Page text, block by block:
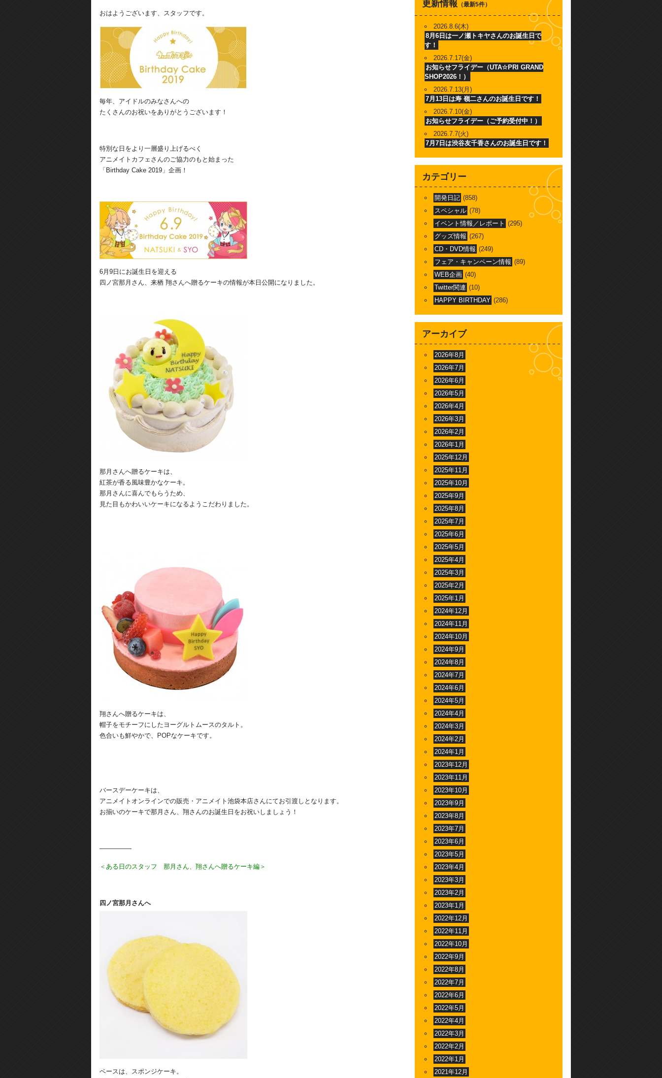
おはようございます、スタッフです。
毎年、アイドルのみなさんへの
たくさんのお祝いをありがとうございます！
特別な日をより一層盛り上げるべく
アニメイトカフェさんのご協力のもと始まった
「Birthday Cake 2019」企画！
6月9日にお誕生日を迎える
四ノ宮那月さん、来栖 翔さんへ贈るケーキの情報が本日公開になりました。
那月さんへ贈るケーキは、
紅茶が香る風味豊かなケーキ。
那月さんに喜んでもらうため、
見た目もかわいいケーキになるようこだわりました。
翔さんへ贈るケーキは、
帽子をモチーフにしたヨーグルトムースのタルト。
色合いも鮮やかで、POPなケーキです。
バースデーケーキは、
アニメイトオンラインでの販売・アニメイト池袋本店さんにてお引渡しとなります。
お揃いのケーキで那月さん、翔さんのお誕生日をお祝いしましょう！
―――――
＜ある日のスタッフ 那月さん、翔さんへ贈るケーキ編＞
四ノ宮那月さんへ
ベースは、スポンジケーキ。
更新情報 （最新5件）
2026.8.6(木)
8月6日は一ノ瀬トキヤさんのお誕生日で
す！
2026.7.17(金)
お知らせフライデー（UTA☆PRI GRAND
SHOP2026！）
2026.7.13(月)
7月13日は寿 嶺二さんのお誕生日です！
2026.7.10(金)
お知らせフライデー（ご予約受付中！）
2026.7.7(火)
7月7日は渋谷友千香さんのお誕生日です！
カテゴリー
開発日記 (858)
スペシャル (78)
イベント情報／レポート (295)
グッズ情報 (267)
CD・DVD情報 (249)
フェア・キャンペーン情報 (89)
WEB企画 (40)
Twitter関連 (10)
HAPPY BIRTHDAY (286)
アーカイブ
2026年8月
2026年7月
2026年6月
2026年5月
2026年4月
2026年3月
2026年2月
2026年1月
2025年12月
2025年11月
2025年10月
2025年9月
2025年8月
2025年7月
2025年6月
2025年5月
2025年4月
2025年3月
2025年2月
2025年1月
2024年12月
2024年11月
2024年10月
2024年9月
2024年8月
2024年7月
2024年6月
2024年5月
2024年4月
2024年3月
2024年2月
2024年1月
2023年12月
2023年11月
2023年10月
2023年9月
2023年8月
2023年7月
2023年6月
2023年5月
2023年4月
2023年3月
2023年2月
2023年1月
2022年12月
2022年11月
2022年10月
2022年9月
2022年8月
2022年7月
2022年6月
2022年5月
2022年4月
2022年3月
2022年2月
2022年1月
2021年12月